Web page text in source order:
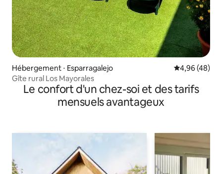
Hébergement ⋅ Esparragalejo Évaluation
4,96 (48)
Gîte rural Los Mayorales
Le confort d'un chez-soi et des tarifs
mensuels avantageux